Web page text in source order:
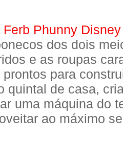
Ferb Phunny
dos dois
e as roupas
para
quintal de casa,
uma máquina do
ao máximo